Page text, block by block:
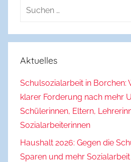
Suchen
Aktuelles
Schulsozialarbeit in Borchen:
klarer Forderung nach mehr
Schülerinnen, Eltern,
Sozialarbeiterinnen
Haushalt 2026: Gegen die
Sparen und mehr